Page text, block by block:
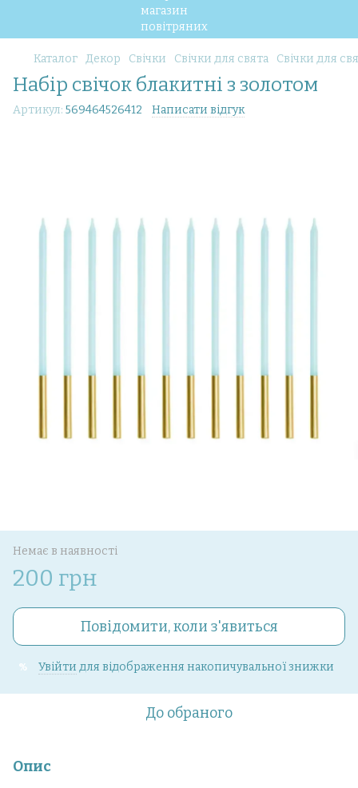
Каталог Декор Свічки Свічки для свята Свічки для
Набір свічок блакитні з золотом
Артикул: 569464526412 Написати відгук
Немає в наявності
200 грн
Повідомити, коли з'явиться
% Увійти для відображення накопичувальної знижки
До обраного
Опис